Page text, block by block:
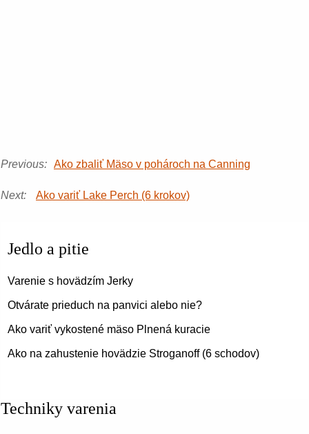
Previous: Ako zbaliť Mäso v pohároch na Canning
Next: Ako variť Lake Perch (6 krokov)
Jedlo a pitie
Varenie s hovädzím Jerky
Otvárate prieduch na panvici alebo nie?
Ako variť vykostené mäso Plnená kuracie
Ako na zahustenie hovädzie Stroganoff (6 schodov)
Techniky varenia